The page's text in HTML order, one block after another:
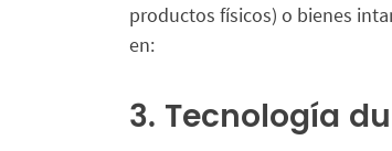
productos físicos) o bienes
en:
3. Tecnología